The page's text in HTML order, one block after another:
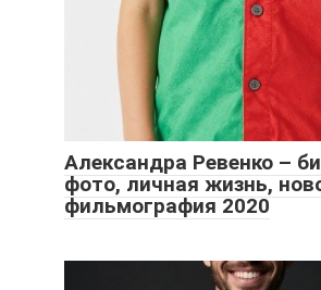
Александра Ревенко –
фото, личная жизнь,
фильмография 2020